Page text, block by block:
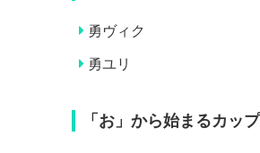
勇ヴィク
勇ユリ
「お」から始まるカッ